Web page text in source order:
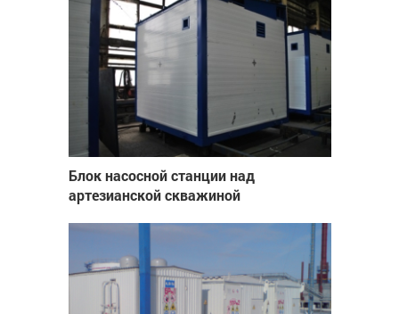
Блок насосной станции над
артезианской скважиной